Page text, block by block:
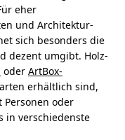
eher
und Architektur-
sich besonders die
dezent umgibt. Holz-
oder ArtBox-
erhältlich sind,
oder
in verschiedenste